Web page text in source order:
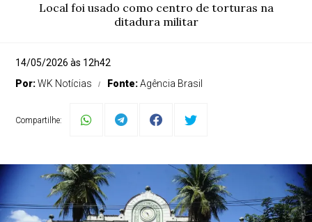
Local foi usado como centro de torturas na
ditadura militar
14/05/2026 às 12h42
Por:WK Notícias Fonte:Agência Brasil
Compartilhe: